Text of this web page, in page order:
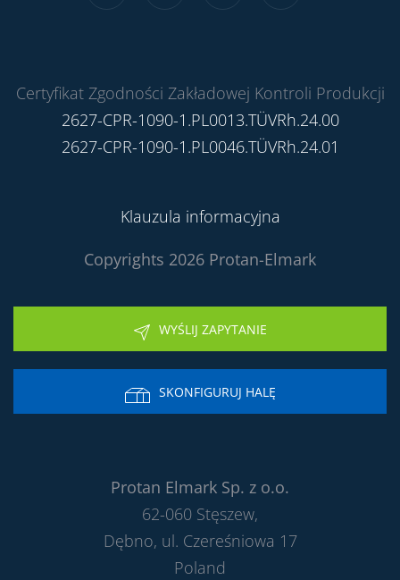
Certyfikat Zgodności Zakładowej Kontroli Produkcji
2627-CPR-1090-1.PL0013.TÜVRh.24.00
2627-CPR-1090-1.PL0046.TÜVRh.24.01
Klauzula informacyjna
Copyrights 2026 Protan-Elmark
WYŚLIJ ZAPYTANIE
SKONFIGURUJ HALĘ
Protan Elmark Sp. z o.o.
62-060 Stęszew,
Dębno, ul. Czereśniowa 17
Poland